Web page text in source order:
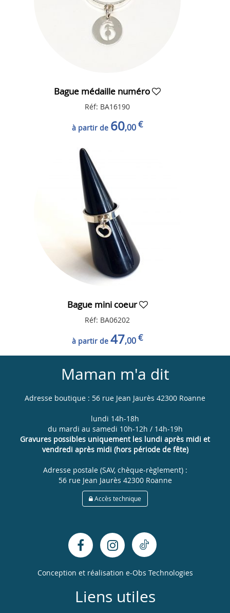
Bague médaille numéro
Réf: BA16190
à partir de 60,00€
Bague mini coeur
Réf: BA06202
à partir de 47,00€
Maman m'a dit
Adresse boutique : 56 rue Jean Jaurès 42300 Roanne
lundi 14h-18h
du mardi au samedi 10h-12h / 14h-19h
Gravures possibles uniquement les lundi après midi et
vendredi après midi (hors période de fête)
Adresse postale (SAV, chèque-règlement) :
56 rue Jean Jaurès 42300 Roanne
Accès technique
Conception et réalisation e-Obs Technologies
Liens utiles